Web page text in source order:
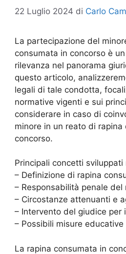
22 Luglio 2024 di Carlo
La partecipazione del
consumata in concorso è
rilevanza nel panorama
questo articolo,
legali di tale condotta,
normative vigenti e sui
considerare in caso di
minore in un reato di rapina
concorso.
Principali concetti sviluppati
– Definizione di rapina
– Responsabilità penale del
– Circostanze attenuanti e
– Intervento del giudice per
– Possibili misure
La rapina consumata in